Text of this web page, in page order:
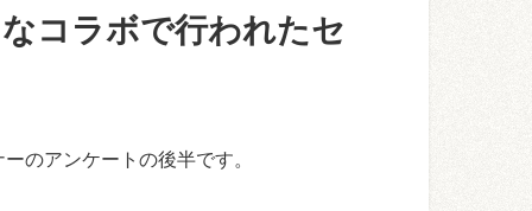
コラボで行われたセ
のアンケートの後半です。